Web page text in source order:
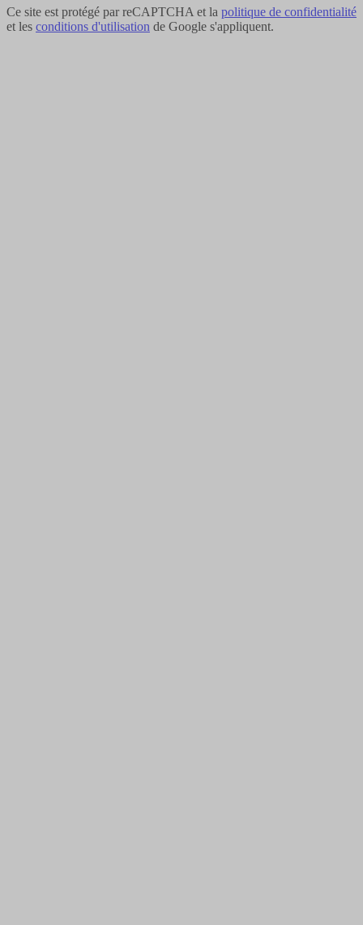
Ce site est protégé par reCAPTCHA et la politique de confidentialité
et les conditions d'utilisation de Google s'appliquent.